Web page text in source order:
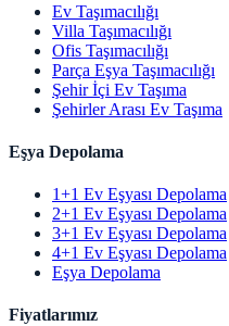
Ev Taşımacılığı
Villa Taşımacılığı
Ofis Taşımacılığı
Parça Eşya Taşımacılığı
Şehir İçi Ev Taşıma
Şehirler Arası Ev Taşıma
Eşya Depolama
1+1 Ev Eşyası Depolama
2+1 Ev Eşyası Depolama
3+1 Ev Eşyası Depolama
4+1 Ev Eşyası Depolama
Eşya Depolama
Fiyatlarımız